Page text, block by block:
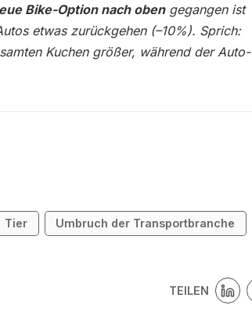
Bike-Option nach obengegangen ist
etwas zurückgehen (–10%). Sprich:
Kuchen größer, während der Auto-
Tier Umbruch der Transportbranche
TEILEN